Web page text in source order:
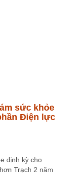
sức khỏe
Điện lực
định kỳ cho
Trạch 2 năm